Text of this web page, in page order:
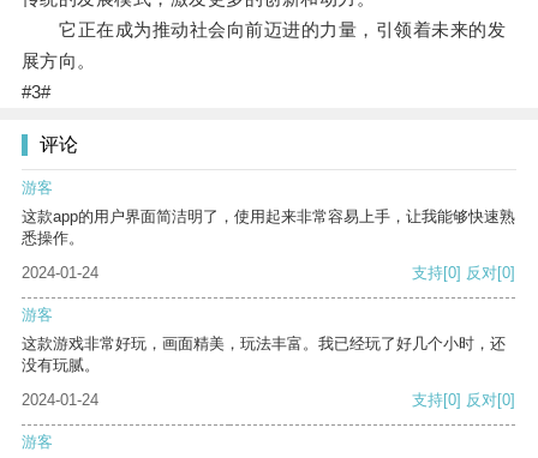
它正在成为推动社会向前迈进的力量，引领着未来的发
展方向。
#3#
评论
游客
这款app的用户界面简洁明了，使用起来非常容易上手，让我能够快速熟
悉操作。
2024-01-24
支持[0] 反对[0]
游客
这款游戏非常好玩，画面精美，玩法丰富。我已经玩了好几个小时，还
没有玩腻。
2024-01-24
支持[0] 反对[0]
游客